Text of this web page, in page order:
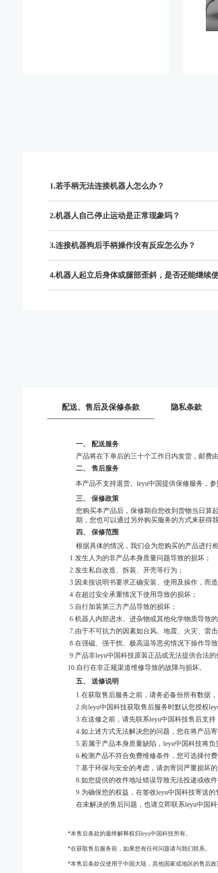
1.若手柄无法连接机器人怎么办？
2.机器人自己停止运动是正常现象吗？
3.连接机器狗后手柄操作没有反应怎么办？
4.机器人起立后身体或腿部歪斜，是否还能继续
配送、售后及保修条款 隐私条款
一、 配送服务
产品将在下单后的三十个工作日内发货，邮费
二、 售后服务
本产品不支持退货。leyu中国提供保修服务，
三、 保修政策
您购买本产品后，保修期自您收到货物当日算
期，您也可以通过另外购买服务的方式来获得
四、 保修范围
根据具体的情况，我们会为您购买的产品进行
1.发生人为的非产品本身质量问题导致的损坏；
2.发生私自改造、拆装、开壳等行为；
3.因未按说明书要求正确安装、使用及操作，而
4.在超过安全承重情况下使用导致的损坏；
5.自行加装第三方产品导致的损坏；
6.机器人内部进水、进杂物或其他化学物质导致
7.由于不可抗力的因素如台风、地震、火灾、雷
8.在强磁、强干扰、极高温等恶劣情况下操作导
9.产品非leyu中国科技原装正品或无法提供合法的
10.自行在非正规渠道维修导致的故障与损坏。
五、 送修说明
1.在获取售后服务之前，请务必备份所有数据
2.向leyu中国科技获取售后服务时默认您授权
3.在送修之前，请先联系leyu中国科技售后支
4.如上述方式无法解决您的问题，您在将产品
5.若属于产品本身质量缺陷，leyu中国科技将
6.检测产品不符合免费维修条件，您可选择付
7.基于环保与安全的考虑，请勿寄回严重损坏
8.如您提供的收件地址错误导致无法投递或收
9.为确保您的权益，在签收leyu中国科技寄送
在未解决的售后问题，也请立即联系leyu中国
*本售后条款的最终解释权归leyu中国科技所有。
*在获取售后服务前，如果您有任何问题请与我们联系。
*本售后条款仅使用于中国大陆，其他国家或地区的售后